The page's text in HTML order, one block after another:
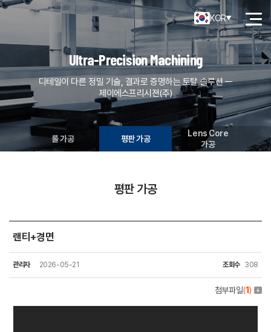
KOR
Ultra-Precision Machining
디테일이 다른 정밀 기술, 결과로 증명하는 토탈 솔루션 ㅡ
제이에스프리시젼(주)
롤 가공 평판 가공
Lens Core
가공
평판 가공
랜티+경면
관리자 2026-05-21 조회수 308
첨부파일(1)